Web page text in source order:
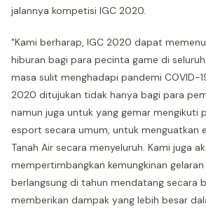
jalannya kompetisi IGC 2020.
"Kami berharap, IGC 2020 dapat
hiburan bagi para pecinta game di
masa sulit menghadapi pandemi COVID-
2020 ditujukan tidak hanya bagi para
namun juga untuk yang gemar mengikuti
esport secara umum, untuk menguatkan
Tanah Air secara menyeluruh. Kami juga
mempertimbangkan kemungkinan
berlangsung di tahun mendatang secara
memberikan dampak yang lebih besar